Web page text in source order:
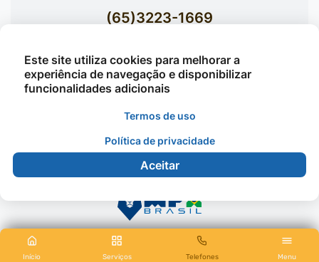
Início Serviços Telefones Menu
(65)3223-1669
Acessar E-mails Institucionais
Av. Brasil nº 119 Bairro Jardim Celeste -
©2026 - Prefeitura Municipal de Cáceres - Todos os
direitos reservados
Este site utiliza cookies para melhorar a
experiência de navegação e disponibilizar
funcionalidades adicionais
Termos de uso
Política de privacidade
Aceitar